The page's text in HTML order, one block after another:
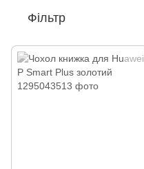
Фільтр